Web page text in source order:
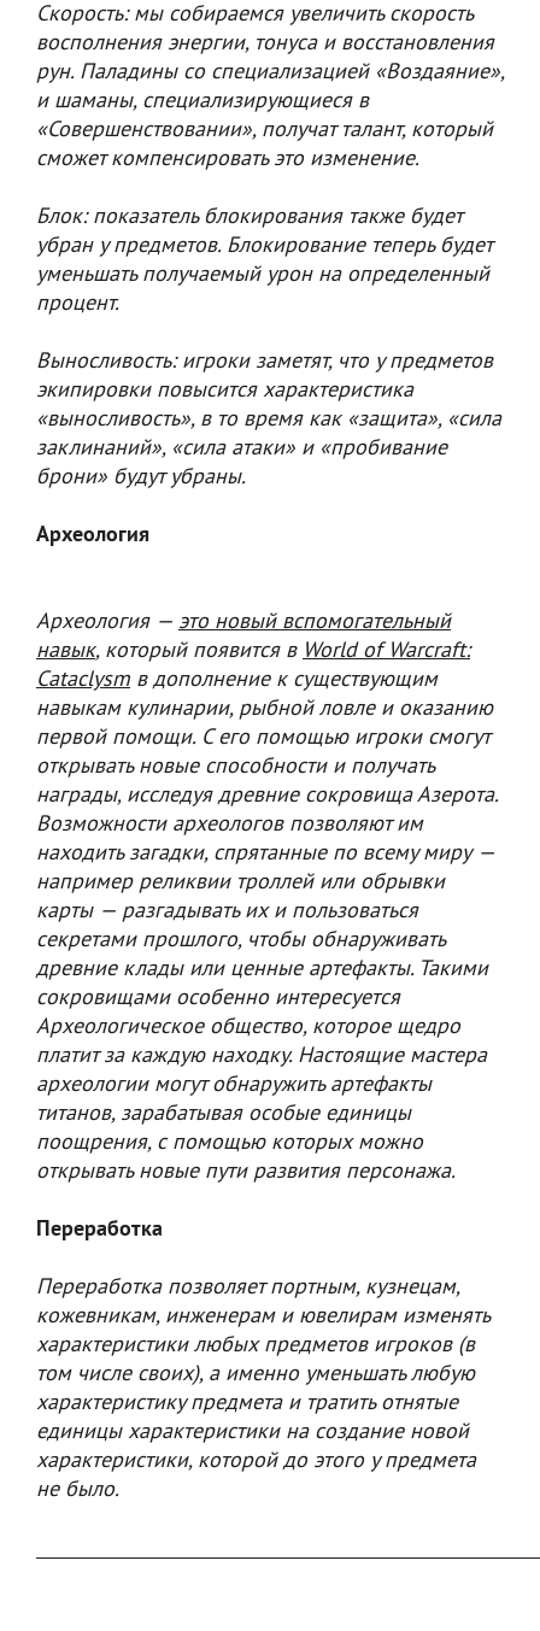
Скорость: мы собираемся увеличить скорость
восполнения энергии, тонуса и восстановления
рун. Паладины со специализацией «Воздаяние»,
и шаманы, специализирующиеся в
«Совершенствовании», получат талант, который
сможет компенсировать это изменение.
Блок: показатель блокирования также будет
убран у предметов. Блокирование теперь будет
уменьшать получаемый урон на определенный
процент.
Выносливость: игроки заметят, что у предметов
экипировки повысится характеристика
«выносливость», в то время как «защита», «сила
заклинаний», «сила атаки» и «пробивание
брони» будут убраны.
Археология
Археология — это новый вспомогательный
навык, который появится вWorld of Warcraft:
Cataclysm в дополнение к существующим
навыкам кулинарии, рыбной ловле и оказанию
первой помощи. С его помощью игроки смогут
открывать новые способности и получать
награды, исследуя древние сокровища Азерота.
Возможности археологов позволяют им
находить загадки, спрятанные по всему миру —
например реликвии троллей или обрывки
карты — разгадывать их и пользоваться
секретами прошлого, чтобы обнаруживать
древние клады или ценные артефакты. Такими
сокровищами особенно интересуется
Археологическое общество, которое щедро
платит за каждую находку. Настоящие мастера
археологии могут обнаружить артефакты
титанов, зарабатывая особые единицы
поощрения, с помощью которых можно
открывать новые пути развития персонажа.
Переработка
Переработка позволяет портным, кузнецам,
кожевникам, инженерам и ювелирам изменять
характеристики любых предметов игроков (в
том числе своих), а именно уменьшать любую
характеристику предмета и тратить отнятые
единицы характеристики на создание новой
характеристики, которой до этого у предмета
не было.